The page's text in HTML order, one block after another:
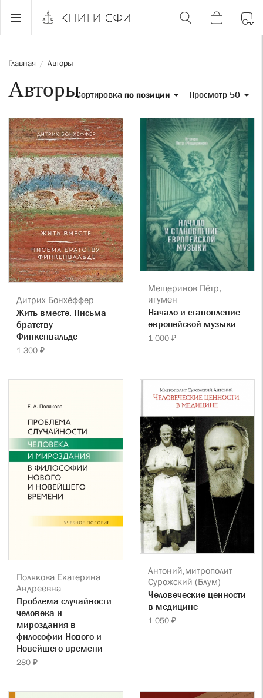
Главная / Авторы
Авторы Просмотр 50
Сортировка по позиции
Дитрих Бонхёффер
Жить вместе. Письма
братству
Финкенвальде
1 300 ₽
Мещеринов Пётр,
игумен
Начало и становление
европейской музыки
1 000 ₽
Полякова Екатерина
Андреевна
Проблема случайности
человека и
мироздания в
философии Нового и
Новейшего времени
280 ₽
Антоний,митрополит
Сурожский (Блум)
Человеческие ценности
в медицине
1 050 ₽